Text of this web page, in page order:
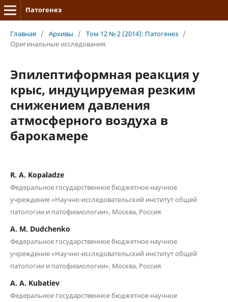
Патогенез
Главная / Архивы / Том 12 № 2 (2014): Патогенез /
Оригинальные исследования
Эпилептиформная реакция у
крыс, индуцируемая резким
снижением давления
атмосферного воздуха в
барокамере
R. A. Kopaladze
Федеральное государственное бюджетное научное
учреждение «Научно-исследовательский институт общей
патологии и патофизиологии», Москва, Россия
A. M. Dudchenko
Федеральное государственное бюджетное научное
учреждение «Научно-исследовательский институт общей
патологии и патофизиологии», Москва, Россия
A. A. Kubatiev
Федеральное государственное бюджетное научное